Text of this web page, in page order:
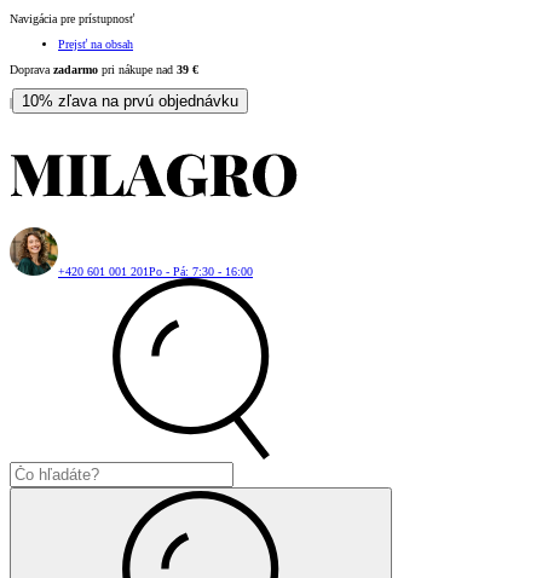
Navigácia pre prístupnosť
Prejsť na obsah
Doprava zadarmo pri nákupe nad 39 €
| 10% zľava na prvú objednávku
+420 601 001 201Po - Pá: 7:30 - 16:00